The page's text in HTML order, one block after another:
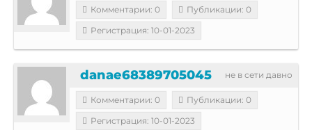
Комментарии: 0
Публикации: 0
Регистрация: 10-01-2023
не в сети давно
danae68389705045
Комментарии: 0
Публикации: 0
Регистрация: 10-01-2023